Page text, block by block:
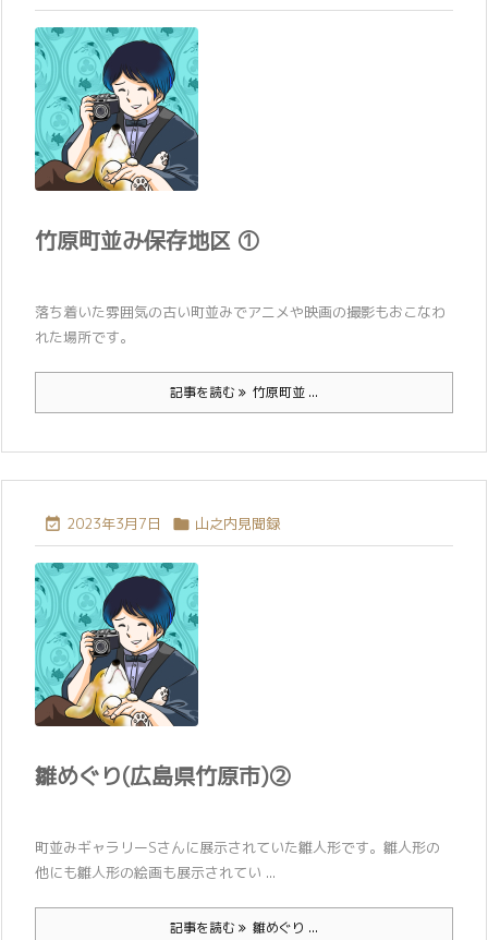
竹原町並み保存地区 ①
落ち着いた雰囲気の古い町並みでアニメや映画の撮影もおこなわ
れた場所です。
記事を読む 竹原町並 ...
 2023年3月7日  山之内見聞録
雛めぐり(広島県竹原市)②
町並みギャラリーSさんに展示されていた雛人形です。雛人形の
他にも雛人形の絵画も展示されてい ...
記事を読む 雛めぐり ...